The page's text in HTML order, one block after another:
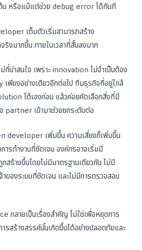
น หรือแม้แต่ช่วย debug error ได้ทันที
เต็มตัวเริ่มสามารถสร้าง
งมากขึ้น ภายในเวลาที่สั้นลงมาก
น่าสนใจ เพราะ innovation ไม่จำเป็นต้อง
พียงอย่างเดียวอีกต่อไป ทีมธุรกิจที่อยู่ใกล้
ได้เองก่อน แล้วค่อยคัดเลือกสิ่งที่มี
เข้ามาช่วยยกระดับต่อ
developer เพิ่มขึ้น ความเสี่ยงก็เพิ่มขึ้น
ารทำงานที่ชัดเจน องค์กรอาจเริ่มมี
ร้างขึ้นโดยไม่มีมาตรฐานเดียวกัน ไม่มี
องระบบที่ชัดเจน และไม่มีการตรวจสอบ
กลายเป็นเรื่องสำคัญ ไม่ใช่เพื่อหยุดการ
รสร้างสรรค์นั้นเกิดขึ้นได้อย่างปลอดภัยและ